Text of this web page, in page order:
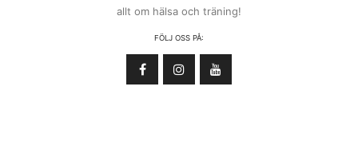
allt om hälsa och träning!
FÖLJ OSS PÅ: